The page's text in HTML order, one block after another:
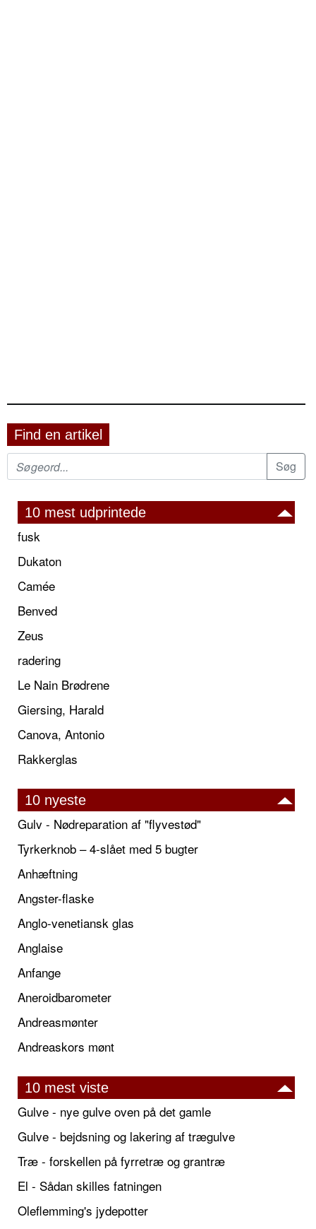
Find en artikel
10 mest udprintede
fusk
Dukaton
Camée
Benved
Zeus
radering
Le Nain Brødrene
Giersing, Harald
Canova, Antonio
Rakkerglas
10 nyeste
Gulv - Nødreparation af "flyvestød"
Tyrkerknob – 4-slået med 5 bugter
Anhæftning
Angster-flaske
Anglo-venetiansk glas
Anglaise
Anfange
Aneroidbarometer
Andreasmønter
Andreaskors mønt
10 mest viste
Gulve - nye gulve oven på det gamle
Gulve - bejdsning og lakering af trægulve
Træ - forskellen på fyrretræ og grantræ
El - Sådan skilles fatningen
Oleflemming's jydepotter